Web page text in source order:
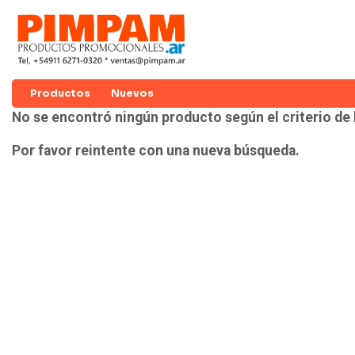
Productos Nuevos
No se encontró ningún producto según el criterio de
Por favor reintente con una nueva búsqueda.